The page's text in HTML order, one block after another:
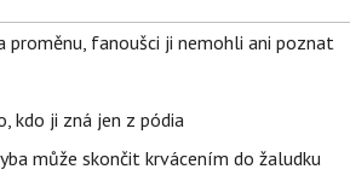
proměnu, fanoušci ji nemohli ani poznat
kdo ji zná jen z pódia
může skončit krvácením do žaludku